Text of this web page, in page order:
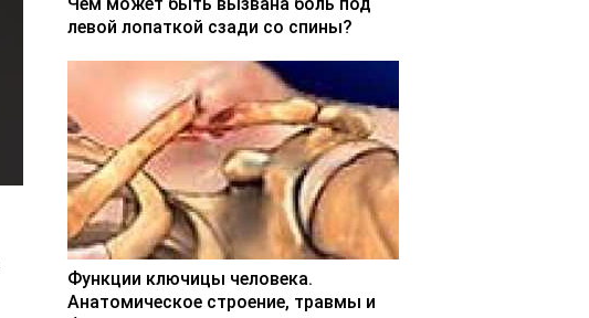
левой лопаткой сзади со спины?
Функции ключицы человека.
Анатомическое строение, травмы и